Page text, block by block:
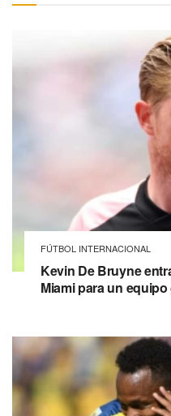
FÚTBOL INTERNACIONAL
Kevin De Bruyne
Miami para un